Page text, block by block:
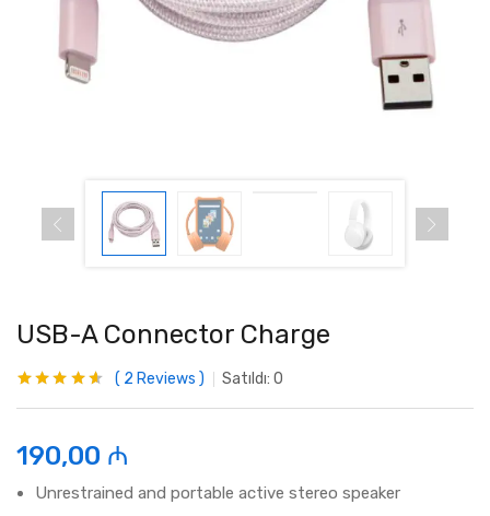
USB-A Connector Charge
customer
ratings
2 Reviews Satıldı: 0
190,00 ₼
Unrestrained and portable active stereo speaker